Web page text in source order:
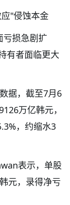
"侵蚀本金
亏损急剧扩
有者面临更大
据，截至7月6
万亿韩元，
，约缩水3
表示，单股
元，录得净亏